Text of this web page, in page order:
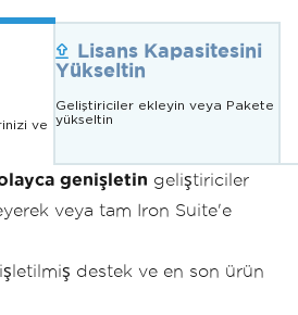
ve
Lisans Kapasitesini
Yükseltin
Geliştiriciler ekleyin veya Pakete
yükseltin
genişletin geliştiriciler
veya tam Iron Suite'e
destek ve en son ürün